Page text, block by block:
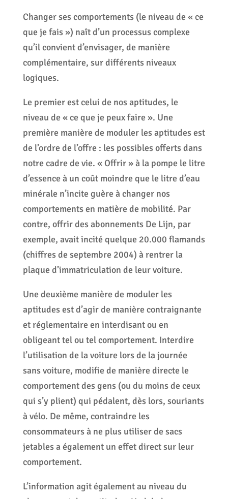
Changer ses comportements (le niveau de « ce
que je fais ») naît d’un processus complexe
qu’il convient d’envisager, de manière
complémentaire, sur différents niveaux
logiques.
Le premier est celui de nos aptitudes, le
niveau de « ce que je peux faire ». Une
première manière de moduler les aptitudes est
de l’ordre de l’offre : les possibles offerts dans
notre cadre de vie. « Offrir » à la pompe le litre
d’essence à un coût moindre que le litre d’eau
minérale n’incite guère à changer nos
comportements en matière de mobilité. Par
contre, offrir des abonnements De Lijn, par
exemple, avait incité quelque 20.000 flamands
(chiffres de septembre 2004) à rentrer la
plaque d’immatriculation de leur voiture.
Une deuxième manière de moduler les
aptitudes est d’agir de manière contraignante
et réglementaire en interdisant ou en
obligeant tel ou tel comportement. Interdire
l’utilisation de la voiture lors de la journée
sans voiture, modifie de manière directe le
comportement des gens (ou du moins de ceux
qui s’y plient) qui pédalent, dès lors, souriants
à vélo. De même, contraindre les
consommateurs à ne plus utiliser de sacs
jetables a également un effet direct sur leur
comportement.
L’information agit également au niveau du